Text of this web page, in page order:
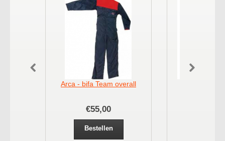
Arca - bifa Team overall
€55,00
Bestellen